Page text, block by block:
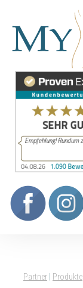
Partner Produkte